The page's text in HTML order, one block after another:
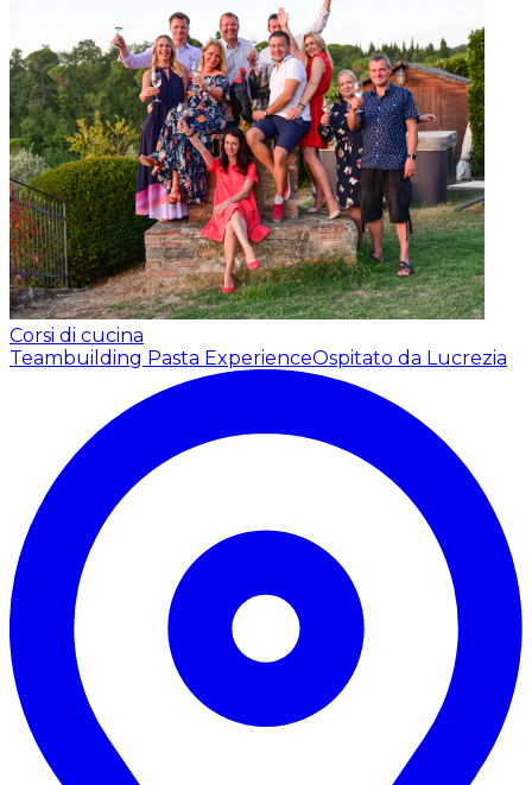
Corsi di cucina
Teambuilding Pasta ExperienceOspitato da Lucrezia